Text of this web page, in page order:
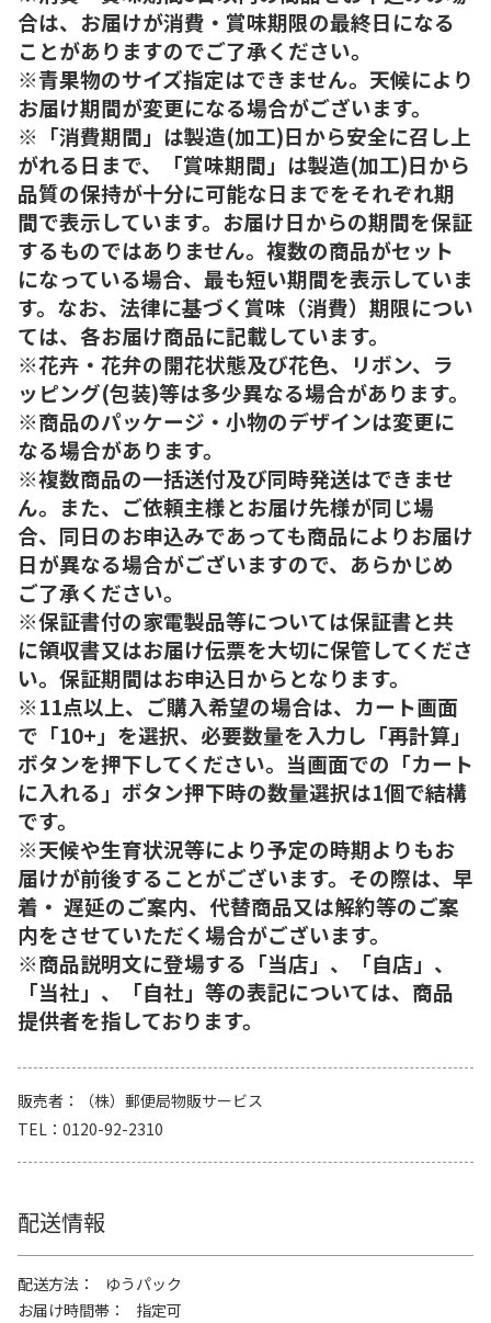
合は、お届けが消費・賞味期限の最終日になる
ことがありますのでご了承ください。
※青果物のサイズ指定はできません。天候により
お届け期間が変更になる場合がございます。
※「消費期間」は製造(加工)日から安全に召し上
がれる日まで、「賞味期間」は製造(加工)日から
品質の保持が十分に可能な日までをそれぞれ期
間で表示しています。お届け日からの期間を保証
するものではありません。複数の商品がセット
になっている場合、最も短い期間を表示していま
す。なお、法律に基づく賞味（消費）期限につい
ては、各お届け商品に記載しています。
※花卉・花弁の開花状態及び花色、リボン、ラ
ッピング(包装)等は多少異なる場合があります。
※商品のパッケージ・小物のデザインは変更に
なる場合があります。
※複数商品の一括送付及び同時発送はできませ
ん。また、ご依頼主様とお届け先様が同じ場
合、同日のお申込みであっても商品によりお届け
日が異なる場合がございますので、あらかじめ
ご了承ください。
※保証書付の家電製品等については保証書と共
に領収書又はお届け伝票を大切に保管してくださ
い。保証期間はお申込日からとなります。
※11点以上、ご購入希望の場合は、カート画面
で「10+」を選択、必要数量を入力し「再計算」
ボタンを押下してください。当画面での「カート
に入れる」ボタン押下時の数量選択は1個で結構
です。
※天候や生育状況等により予定の時期よりもお
届けが前後することがございます。その際は、早
着・ 遅延のご案内、代替商品又は解約等のご案
内をさせていただく場合がございます。
※商品説明文に登場する「当店」、「自店」、
「当社」、「自社」等の表記については、商品
提供者を指しております。
販売者
（株）郵便局物販サービス
TEL
0120-92-2310
配送情報
配送方法
ゆうパック
お届け時間帯
指定可